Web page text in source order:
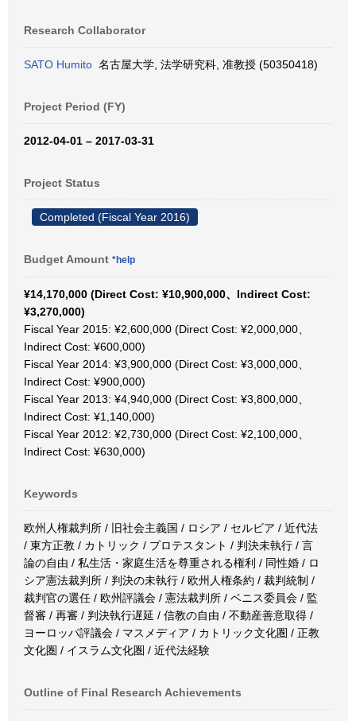
Research Collaborator
SATO Humito 名古屋大学, 法学研究科, 准教授 (50350418)
Project Period (FY)
2012-04-01 – 2017-03-31
Project Status
Completed (Fiscal Year 2016)
Budget Amount *help
¥14,170,000 (Direct Cost: ¥10,900,000、Indirect Cost:
¥3,270,000)
Fiscal Year 2015: ¥2,600,000 (Direct Cost: ¥2,000,000、
Indirect Cost: ¥600,000)
Fiscal Year 2014: ¥3,900,000 (Direct Cost: ¥3,000,000、
Indirect Cost: ¥900,000)
Fiscal Year 2013: ¥4,940,000 (Direct Cost: ¥3,800,000、
Indirect Cost: ¥1,140,000)
Fiscal Year 2012: ¥2,730,000 (Direct Cost: ¥2,100,000、
Indirect Cost: ¥630,000)
Keywords
欧州人権裁判所 / 旧社会主義国 / ロシア / セルビア / 近代法
/ 東方正教 / カトリック / プロテスタント / 判決未執行 / 言
論の自由 / 私生活・家庭生活を尊重される権利 / 同性婚 / ロ
シア憲法裁判所 / 判決の未執行 / 欧州人権条約 / 裁判統制 /
裁判官の選任 / 欧州評議会 / 憲法裁判所 / ベニス委員会 / 監
督審 / 再審 / 判決執行遅延 / 信教の自由 / 不動産善意取得 /
ヨーロッパ評議会 / マスメディア / カトリック文化圏 / 正教
文化圏 / イスラム文化圏 / 近代法経験
Outline of Final Research Achievements